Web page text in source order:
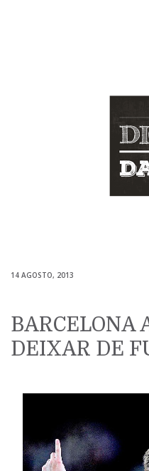
14 AGOSTO, 2013
BARCELONA
DEIXAR DE